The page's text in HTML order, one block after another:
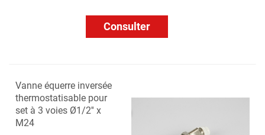
Consulter
Vanne équerre inversée
thermostatisable pour
set à 3 voies Ø1/2'' x
M24